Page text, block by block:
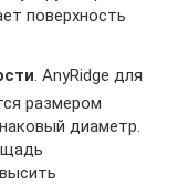
поверхность
. AnyRidge для
размером
диаметр.